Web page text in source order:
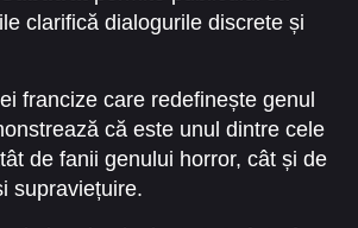
clarifică dialogurile discrete și
francize care redefinește genul
că este unul dintre cele
de fanii genului horror, cât și de
supraviețuire.